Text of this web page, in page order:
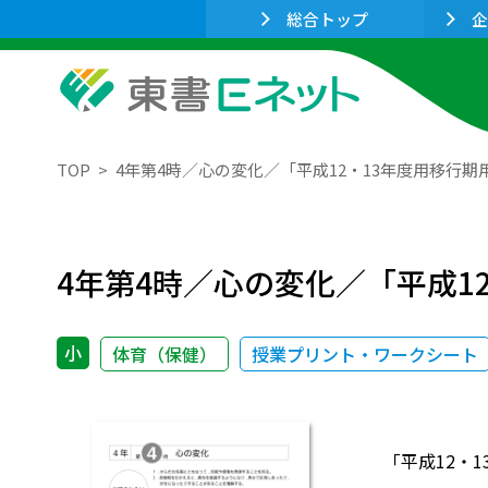
総合トップ
TOP 4年第4時／心の変化／「平成12・13年度用移行期
4年第4時／心の変化／「平成
小 体育（保健） 授業プリント・ワークシート
「平成12・